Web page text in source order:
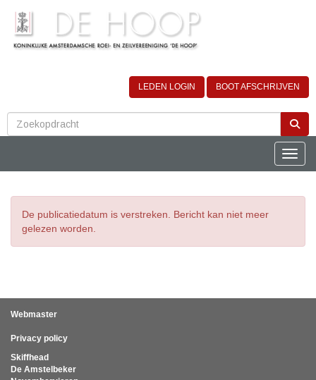
LEDEN LOGIN BOOT AFSCHRIJVEN
De publicatiedatum is verstreken. Bericht kan niet meer
gelezen worden.
Webmaster
Privacy policy
Skiffhead
De Amstelbeker